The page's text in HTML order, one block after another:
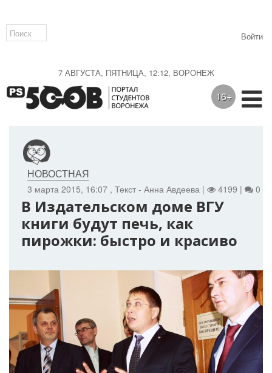
7 АВГУСТА, ПЯТНИЦА, 12:12, ВОРОНЕЖ
Войти
16+
3 марта 2015, 16:07 , Текст - Анна Авдеева | 4199 | 0
НОВОСТНАЯ
В Издательском доме ВГУ
книги будут печь, как
пирожки: быстро и красиво